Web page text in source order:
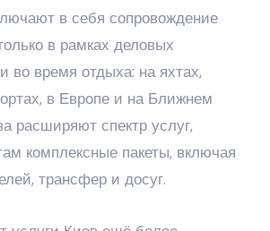
в себя сопровождение
в рамках деловых
во время отдыха: на яхтах,
в Европе и на Ближнем
расширяют спектр услуг,
комплексные пакеты, включая
трансфер и досуг.